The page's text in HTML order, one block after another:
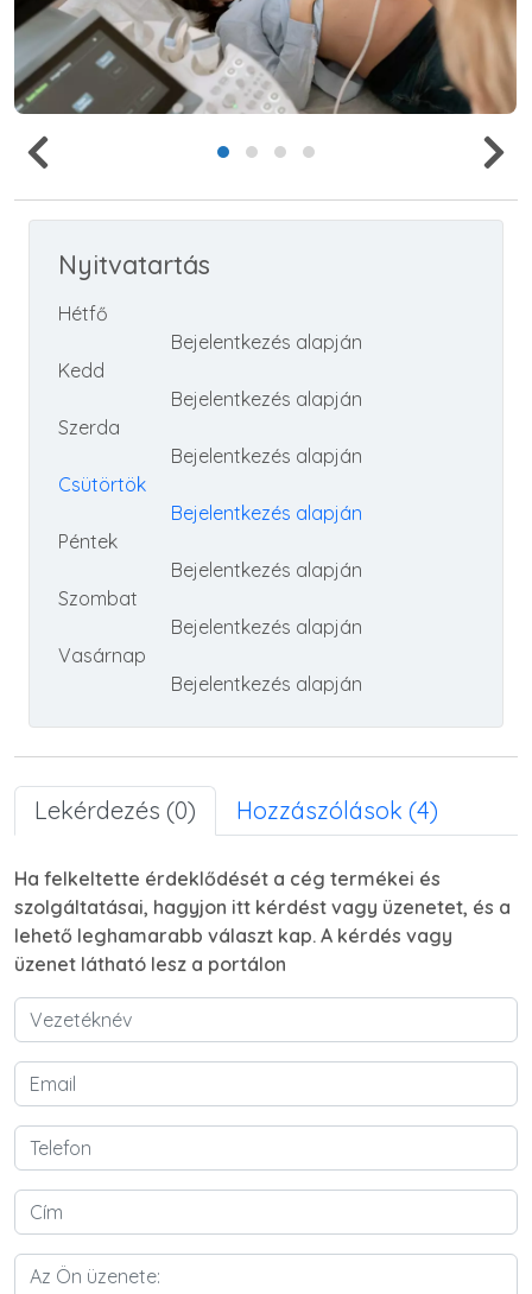
Nyitvatartás
Hétfő
Bejelentkezés alapján
Kedd
Bejelentkezés alapján
Szerda
Bejelentkezés alapján
Csütörtök
Bejelentkezés alapján
Péntek
Bejelentkezés alapján
Szombat
Bejelentkezés alapján
Vasárnap
Bejelentkezés alapján
Lekérdezés (0) Hozzászólások (4)
Ha felkeltette érdeklődését a cég termékei és
szolgáltatásai, hagyjon itt kérdést vagy üzenetet, és a
lehető leghamarabb választ kap. A kérdés vagy
üzenet látható lesz a portálon